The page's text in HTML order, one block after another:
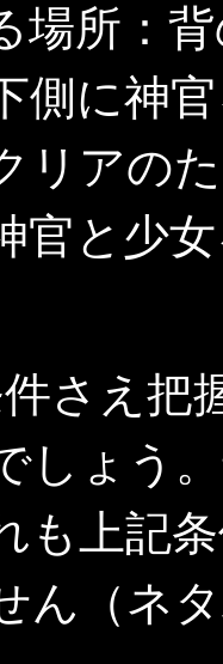
場所：
側に神
リアの
官と少
件さえ
しょう
も上記
ん（ネ